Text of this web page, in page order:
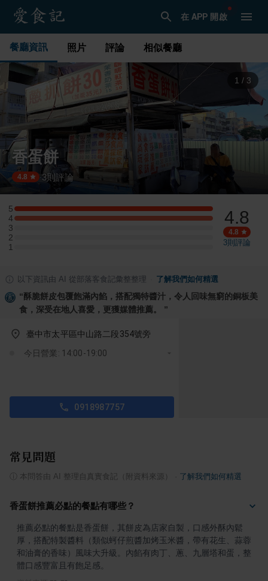
在 APP 開啟
餐廳資訊 照片 評論 相似餐廳
1 / 3
香蛋餅
4.8 ·3則評論
5
5 星：1 則評論
4
4 星：1 則評論
3
3 星：0 則評論
2
2 星：0 則評論
1
1 星：0 則評論
4.8
4.8
3則評論
以下資訊由 AI 從部落客食記彙整整理 了解我們如何精選
“酥脆餅皮包覆飽滿內餡，搭配獨特醬汁，令人回味無窮的銅板美
食，深受在地人喜愛，更獲媒體推薦。 ”
臺中市太平區中山路二段354號旁
今日營業: 14:00-19:00
0918987757
常見問題
本問答由 AI 整理自真實食記（附資料來源） 了解我們如何精選
香蛋餅推薦必點的餐點有哪些？
推薦必點的餐點是香蛋餅，其餅皮為店家自製，口感外酥內鬆
厚，搭配特製醬料（類似蚵仔煎醬加烤玉米醬，帶有花生、蒜蓉
和油膏的香味）風味大升級。內餡有肉丁、蔥、九層塔和蛋，整
體口感豐富且有飽足感。